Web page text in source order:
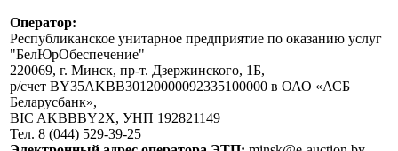
Оператор:
Республиканское унитарное предприятие по оказанию услуг
"БелЮрОбеспечение"
220069, г. Минск, пр-т. Дзержинского, 1Б,
р/счет BY35AKBB30120000092335100000 в ОАО «АСБ
Беларусбанк»,
BIC AKBBBY2X, УНП 192821149
Тел. 8 (044) 529-39-25